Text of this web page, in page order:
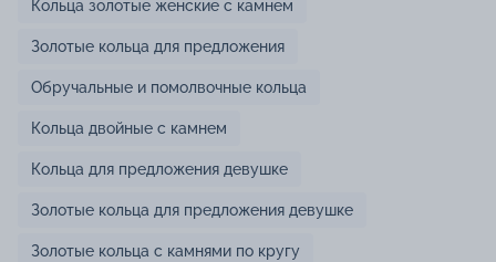
Кольца золотые женские с камнем
Золотые кольца для предложения
Обручальные и помолвочные кольца
Кольца двойные с камнем
Кольца для предложения девушке
Золотые кольца для предложения девушке
Золотые кольца с камнями по кругу